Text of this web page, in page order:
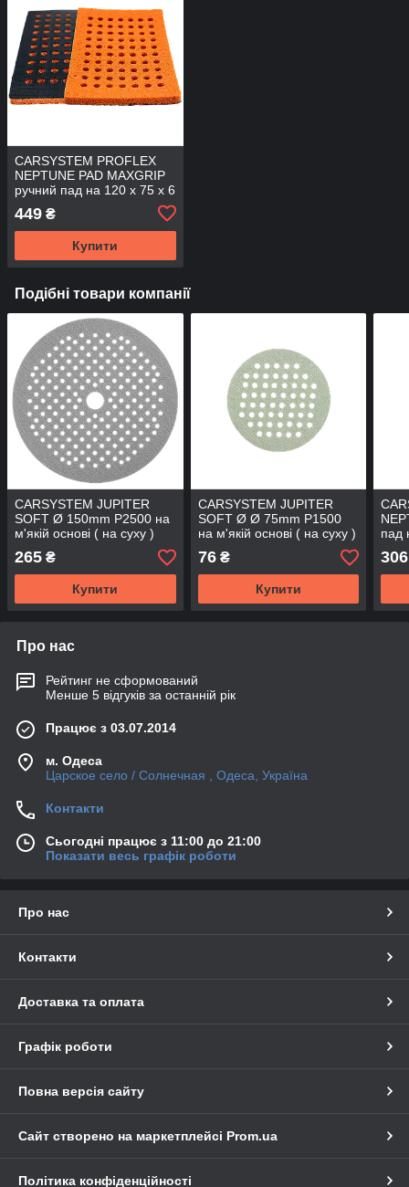
CARSYSTEM PROFLEX
NEPTUNE PAD MAXGRIP
ручний пад на 120 x 75 x 6
449 ₴
Купити
Подібні товари компанії
CARSYSTEM JUPITER
SOFT Ø 150mm P2500 на
м'якій основі ( на суху )
265 ₴
Купити
CARSYSTEM JUPITER
SOFT Ø Ø 75mm P1500
на м'якій основі ( на суху )
76₴
Купити
пад
306
Про нас
Рейтинг не сформований
Менше 5 відгуків за останній рік
Працює з 03.07.2014
м. Одеса
Царское село / Солнечная , Одеса, Україна
Контакти
Сьогодні працює з 11:00 до 21:00
Показати весь графік роботи
Про нас
Контакти
Доставка та оплата
Графік роботи
Повна версія сайту
Сайт створено на маркетплейсі Prom.ua
Політика конфіденційності